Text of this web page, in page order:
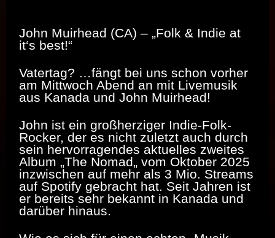
John Muirhead (CA) – „Folk & Indie at
it‘s best!“
Vatertag? …fängt bei uns schon vorher
am Mittwoch Abend an mit Livemusik
aus Kanada und John Muirhead!
John ist ein großherziger Indie-Folk-
Rocker, der es nicht zuletzt auch durch
sein hervorragendes aktuelles zweites
Album „The Nomad„ vom Oktober 2025
inzwischen auf mehr als 3 Mio. Streams
auf Spotify gebracht hat. Seit Jahren ist
er bereits sehr bekannt in Kanada und
darüber hinaus.